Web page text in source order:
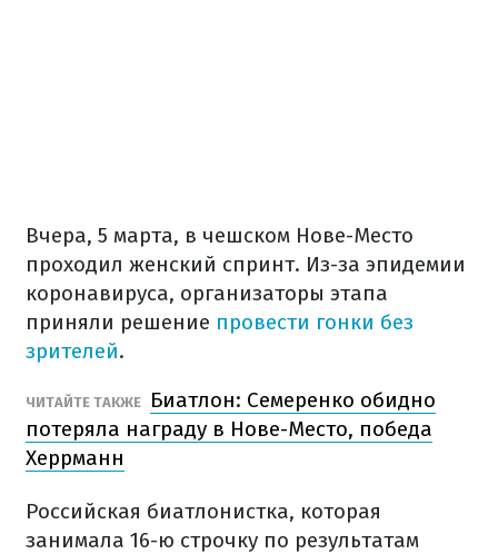
Вчера, 5 марта, в чешском Нове-Место
проходил женский спринт. Из-за эпидемии
коронавируса, организаторы этапа
приняли решение провести гонки без
зрителей.
ЧИТАЙТЕ ТАКЖЕ
Биатлон: Семеренко обидно
потеряла награду в Нове-Место, победа
Херрманн
Российская биатлонистка, которая
занимала 16-ю строчку по результатам